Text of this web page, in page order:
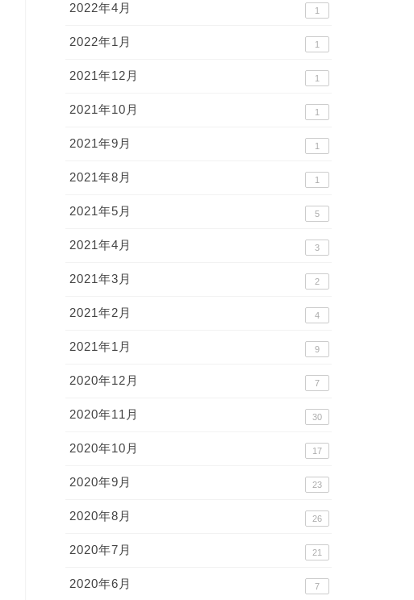
2022年4月 1
2022年1月 1
2021年12月 1
2021年10月 1
2021年9月 1
2021年8月 1
2021年5月 5
2021年4月 3
2021年3月 2
2021年2月 4
2021年1月 9
2020年12月 7
2020年11月 30
2020年10月 17
2020年9月 23
2020年8月 26
2020年7月 21
2020年6月 7